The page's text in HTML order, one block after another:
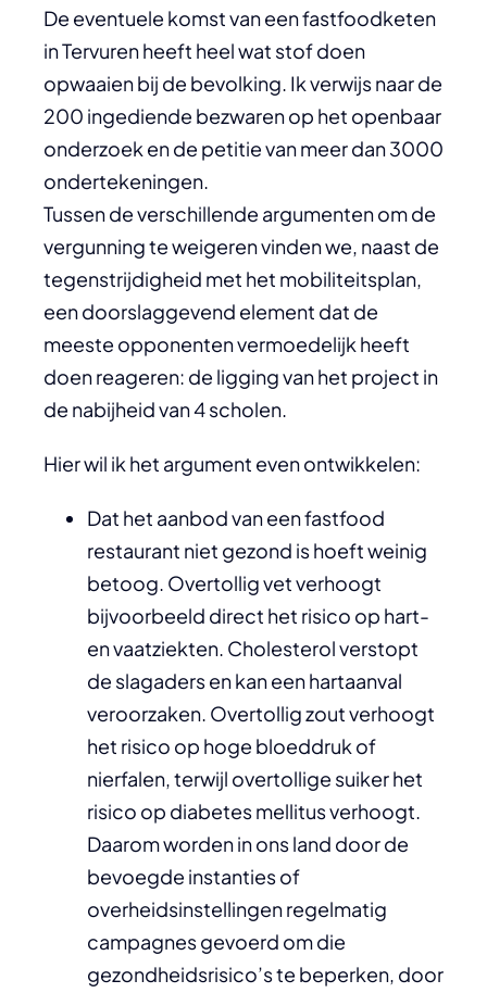
De eventuele komst van een fastfoodketen
in Tervuren heeft heel wat stof doen
opwaaien bij de bevolking. Ik verwijs naar de
200 ingediende bezwaren op het openbaar
onderzoek en de petitie van meer dan 3000
ondertekeningen.
Tussen de verschillende argumenten om de
vergunning te weigeren vinden we, naast de
tegenstrijdigheid met het mobiliteitsplan,
een doorslaggevend element dat de
meeste opponenten vermoedelijk heeft
doen reageren: de ligging van het project in
de nabijheid van 4 scholen.
Hier wil ik het argument even ontwikkelen:
Dat het aanbod van een fastfood
restaurant niet gezond is hoeft weinig
betoog. Overtollig vet verhoogt
bijvoorbeeld direct het risico op hart-
en vaatziekten. Cholesterol verstopt
de slagaders en kan een hartaanval
veroorzaken. Overtollig zout verhoogt
het risico op hoge bloeddruk of
nierfalen, terwijl overtollige suiker het
risico op diabetes mellitus verhoogt.
Daarom worden in ons land door de
bevoegde instanties of
overheidsinstellingen regelmatig
campagnes gevoerd om die
gezondheidsrisico’s te beperken, door